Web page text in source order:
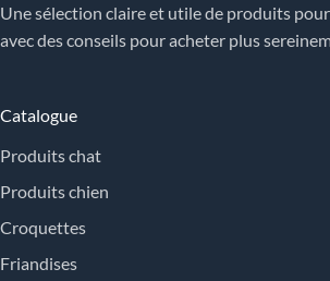
Une sélection claire et utile de produits pour
avec des conseils pour acheter plus
Catalogue
Produits chat
Produits chien
Croquettes
Friandises